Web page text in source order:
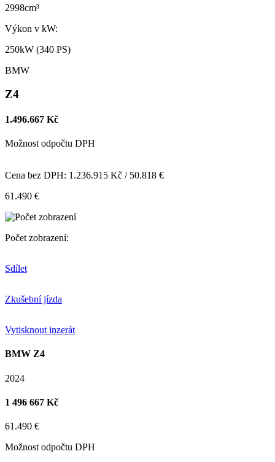
2998cm³
Výkon v kW:
250kW (340 PS)
BMW
Z4
1.496.667 Kč
Možnost odpočtu DPH
Cena bez DPH: 1.236.915 Kč / 50.818 €
61.490 €
Počet zobrazení:
Sdílet
Zkušební jízda
Vytisknout inzerát
BMW Z4
2024
1 496 667 Kč
61.490 €
Možnost odpočtu DPH